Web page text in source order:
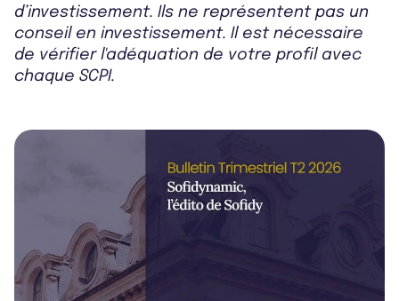
d’investissement. Ils ne représentent pas un
conseil en investissement. Il est nécessaire
de vérifier l'adéquation de votre profil avec
chaque SCPI.